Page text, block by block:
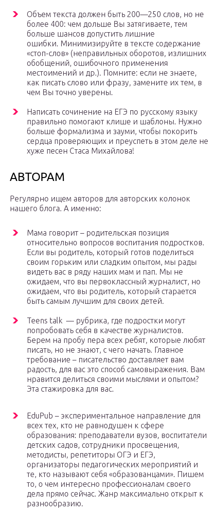
Объем текста должен быть 200—250 слов, но не
более 400: чем дольше Вы затягиваете, тем
больше шансов допустить лишние
ошибки. Минимизируйте в тексте содержание
«стоп-слов» (неправильных оборотов, излишних
обобщений, ошибочного применения
местоимений и др.). Помните: если не знаете,
как писать слово или фразу, замените их тем, в
чем Вы точно уверены.
Написать сочинение на ЕГЭ по русскому языку
правильно помогают клише и шаблоны. Нужно
больше формализма и зауми, чтобы покорить
сердца проверяющих и преуспеть в этом деле не
хуже песен Стаса Михайлова!
АВТОРАМ
Регулярно ищем авторов для авторских колонок
нашего блога. А именно:
Мама говорит – родительская позиция
относительно вопросов воспитания подростков.
Если вы родитель, который готов поделиться
своим горьким или сладким опытом, мы рады
видеть вас в ряду наших мам и пап. Мы не
ожидаем, что вы первоклассный журналист, но
ожидаем, что вы родитель, который старается
быть самым лучшим для своих детей.
Teens talk — рубрика, где подростки могут
попробовать себя в качестве журналистов.
Берем на пробу пера всех ребят, которые любят
писать, но не знают, с чего начать. Главное
требование – писательство доставляет вам
радость, для вас это способ самовыражения. Вам
нравится делиться своими мыслями и опытом?
Эта стажировка для вас.
EduPub – экспериментальное направление для
всех тех, кто не равнодушен к сфере
образования: преподаватели вузов, воспитатели
детских садов, сотрудники просвещения,
методисты, репетиторы ОГЭ и ЕГЭ,
организаторы педагогических мероприятий и
те, кто называют себя «образованцами». Пишем
то, о чем интересно профессионалам своего
дела прямо сейчас. Жанр максимально открыт к
разнообразию.